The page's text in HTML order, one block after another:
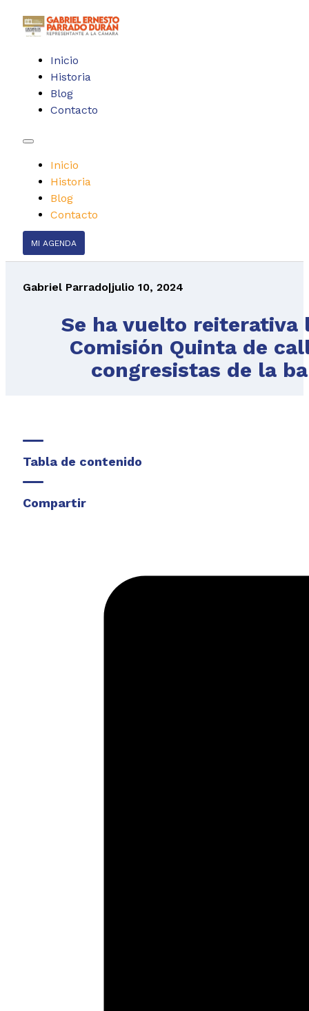
Inicio
Historia
Blog
Contacto
Inicio
Historia
Blog
Contacto
MI AGENDA
Gabriel Parrado|julio 10, 2024
Se ha vuelto reiterativa
Comisión Quinta de
congresistas de la
Tabla de contenido
Compartir